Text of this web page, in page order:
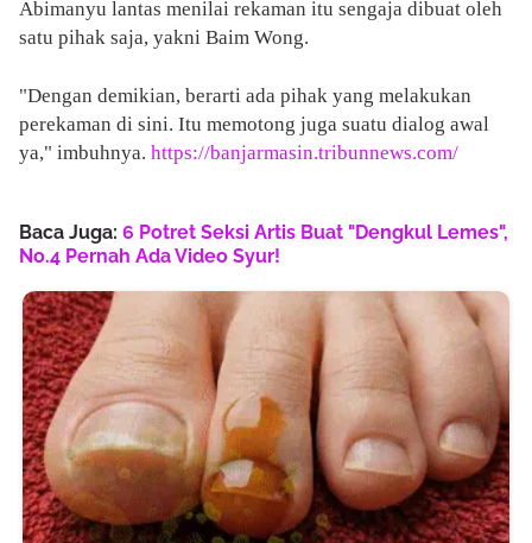
Abimanyu lantas menilai rekaman itu sengaja dibuat oleh
satu pihak saja, yakni Baim Wong.
"Dengan demikian, berarti ada pihak yang melakukan
perekaman di sini. Itu memotong juga suatu dialog awal
ya," imbuhnya. https://banjarmasin.tribunnews.com/
Baca Juga: 6 Potret Seksi Artis Buat "Dengkul Lemes",
No.4 Pernah Ada Video Syur!